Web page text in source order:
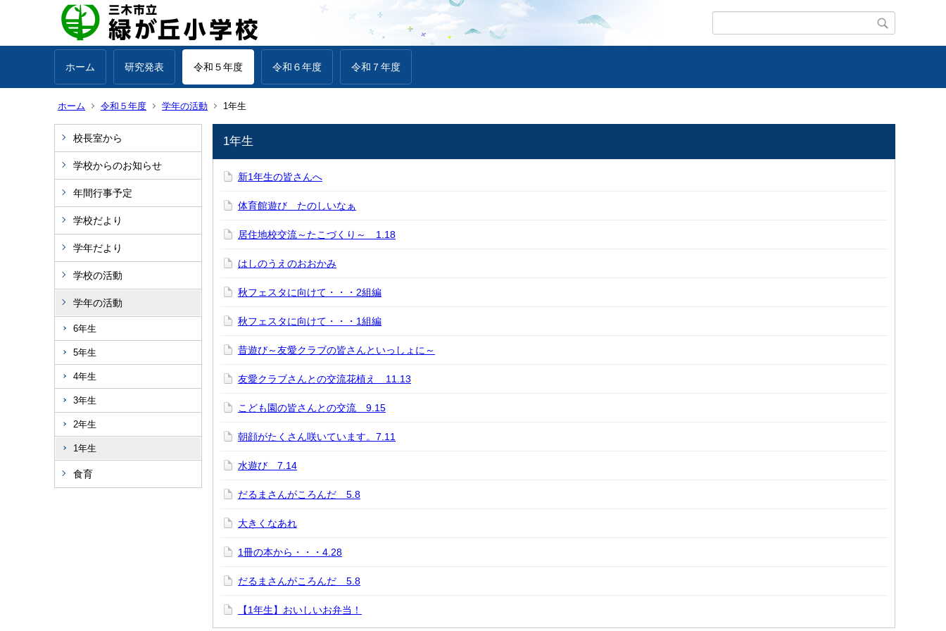
ホーム 研究発表 令和５年度 令和６年度 令和７年度
ホーム 令和５年度 学年の活動 1年生
校長室から
学校からのお知らせ
年間行事予定
学校だより
学年だより
学校の活動
学年の活動
6年生
5年生
4年生
3年生
2年生
1年生
食育
1年生
新1年生の皆さんへ
体育館遊び たのしいなぁ
居住地校交流～たこづくり～ 1.18
はしのうえのおおかみ
秋フェスタに向けて・・・2組編
秋フェスタに向けて・・・1組編
昔遊び～友愛クラブの皆さんといっしょに～
友愛クラブさんとの交流花植え 11.13
こども園の皆さんとの交流 9.15
朝顔がたくさん咲いています。7.11
水遊び 7.14
だるまさんがころんだ 5.8
大きくなあれ
1冊の本から・・・4.28
だるまさんがころんだ 5.8
【1年生】おいしいお弁当！